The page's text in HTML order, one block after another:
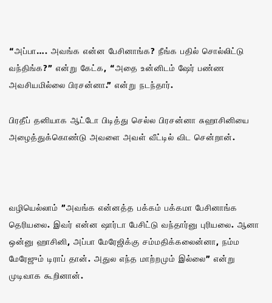
“அப்பா…. அவங்க என்ன பேசினாங்க? நீங்க பதில் சொல்லிட்டு
வந்திங்க?” என்று கேட்க, “அதை உன்னிடம் ஷேர் பண்ண
அவசியமில்லை பிரசன்னா.” என்று நடந்தார்.
பிரதீப் தனியாக ஆட்டோ பிடித்து செல்ல பிரசன்னா சுஹாசினியை
அழைத்துக்கொண்டு அவளை அவள் வீட்டில் விட சென்றான்.
வழியெல்லாம் ”அவங்க என்னத்த பக்கம் பக்கமா பேசினாங்க
தெரியலை. இவர் என்ன ஷார்டா பேசிட்டு வந்தார்னு புரியலை. ஆனா
ஒன்னு ஹாசினி, அப்பா மேரேஜிக்கு சம்மதிக்கலைன்னா, நம்ம
மேரேஜும் டிராப் தான். அதுல எந்த மாற்றமும் இல்லை” என்று
முடிவாக கூறினான்.